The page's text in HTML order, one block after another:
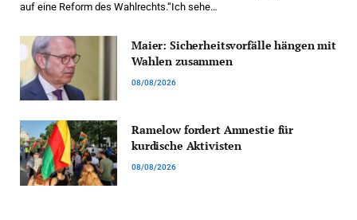
auf eine Reform des Wahlrechts.“Ich sehe…
Maier: Sicherheitsvorfälle hängen mit
Wahlen zusammen
08/08/2026
Ramelow fordert Amnestie für
kurdische Aktivisten
08/08/2026